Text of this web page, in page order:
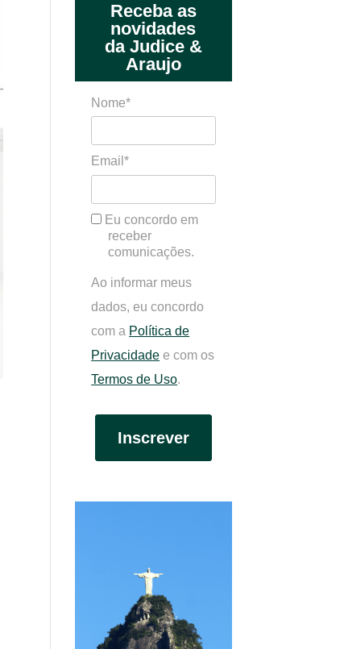
Receba as
novidades
da Judice &
Araujo
Nome*
Email*
Eu concordo em
receber
comunicações.
Ao informar meus
dados, eu concordo
com a Política de
Privacidade e com os
Termos de Uso.
Inscrever